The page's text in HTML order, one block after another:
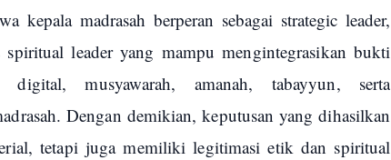
kepala madrasah berperan sebagai strategic leader,
leader yang mampu mengintegrasikan bukti
musyawarah, amanah, tabayyun, serta
Dengan demikian, keputusan yang dihasilkan
tetapi juga memiliki legitimasi etik dan spiritual